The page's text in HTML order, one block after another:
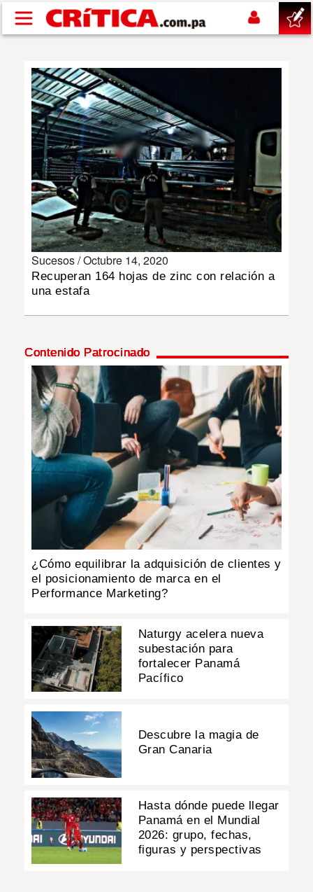
Pasar al contenido principal
SUCESOS
NACIONAL
POLÍTICA
SHOW
DEPORTES
MULTIMEDIA
IMPRESO
Sucesos /Octubre 14, 2020
Recuperan 164 hojas de zinc con relación a
una estafa
Contenido Patrocinado
¿Cómo equilibrar la adquisición de clientes y
el posicionamiento de marca en el
Performance Marketing?
Naturgy acelera nueva
subestación para
fortalecer Panamá
Pacífico
Descubre la magia de
Gran Canaria
Hasta dónde puede llegar
Panamá en el Mundial
2026: grupo, fechas,
figuras y perspectivas